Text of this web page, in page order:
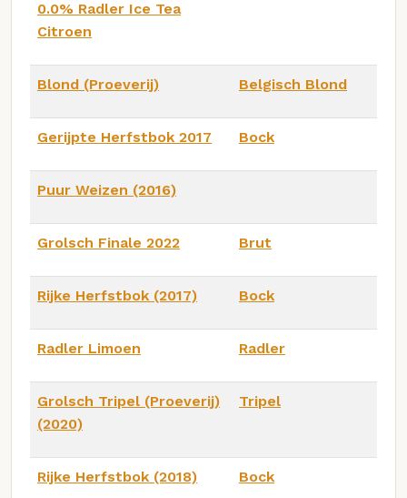
0.0% Radler Ice Tea
Citroen
Blond (Proeverij) Belgisch Blond
Gerijpte Herfstbok 2017 Bock
Puur Weizen (2016)
Grolsch Finale 2022 Brut
Rijke Herfstbok (2017) Bock
Radler Limoen Radler
Grolsch Tripel (Proeverij)
(2020)
Tripel
Rijke Herfstbok (2018) Bock